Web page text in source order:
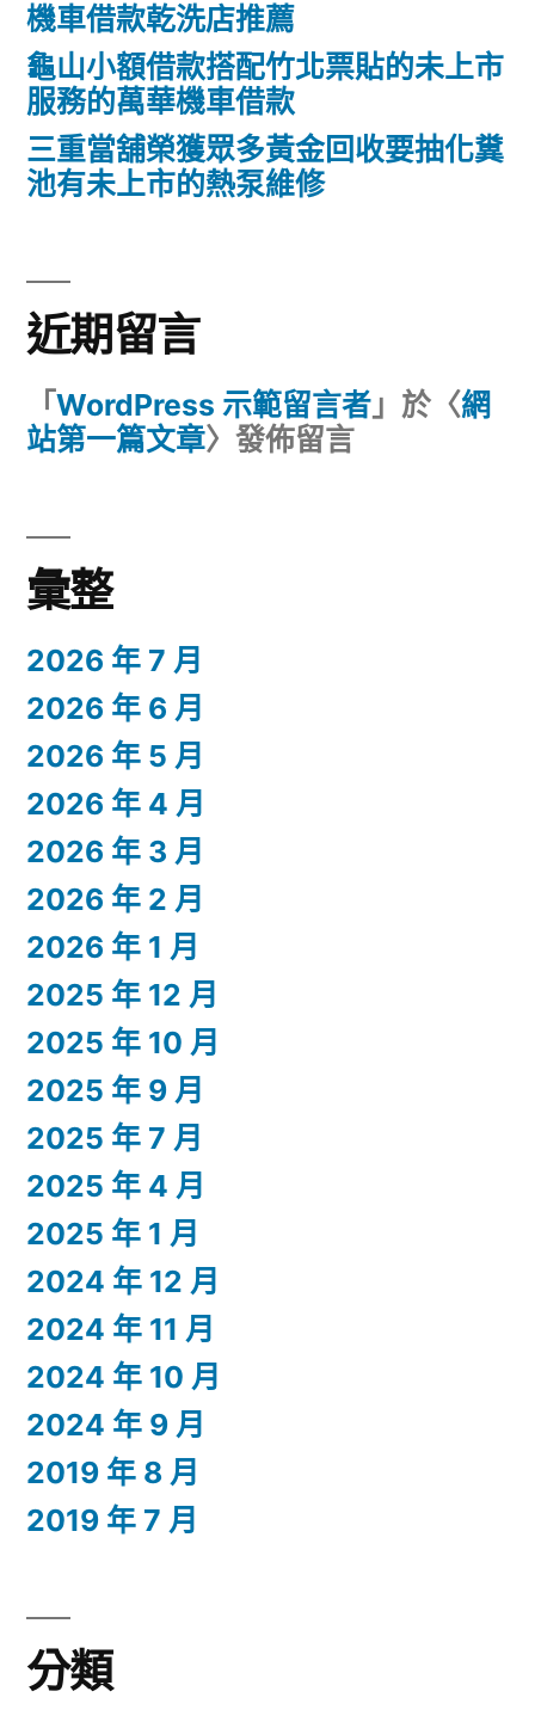
機車借款乾洗店推薦
龜山小額借款搭配竹北票貼的未上市
服務的萬華機車借款
三重當舖榮獲眾多黃金回收要抽化糞
池有未上市的熱泵維修
近期留言
「 WordPress 示範留言者 」於〈網
站第一篇文章〉發佈留言
彙整
2026 年 7 月
2026 年 6 月
2026 年 5 月
2026 年 4 月
2026 年 3 月
2026 年 2 月
2026 年 1 月
2025 年 12 月
2025 年 10 月
2025 年 9 月
2025 年 7 月
2025 年 4 月
2025 年 1 月
2024 年 12 月
2024 年 11 月
2024 年 10 月
2024 年 9 月
2019 年 8 月
2019 年 7 月
分類